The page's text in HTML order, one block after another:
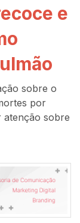
e
sobre o
por
atenção sobre